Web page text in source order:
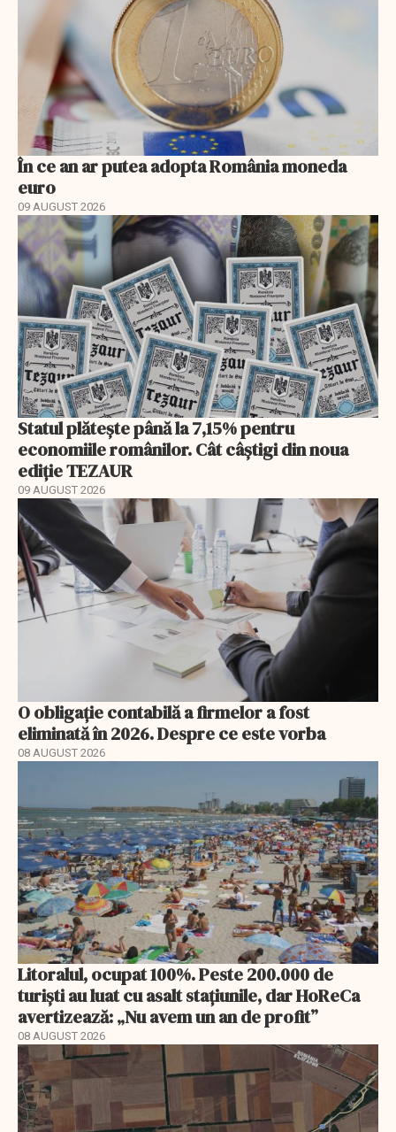
În ce an ar putea adopta România moneda
euro
09 AUGUST 2026
Statul plătește până la 7,15% pentru
economiile românilor. Cât câștigi din noua
ediție TEZAUR
09 AUGUST 2026
O obligație contabilă a firmelor a fost
eliminată în 2026. Despre ce este vorba
08 AUGUST 2026
Litoralul, ocupat 100%. Peste 200.000 de
turiști au luat cu asalt stațiunile, dar HoReCa
avertizează: „Nu avem un an de profit”
08 AUGUST 2026